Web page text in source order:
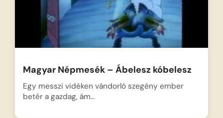
Magyar Népmesék – Ábelesz kóbelesz
Egy messzi vidéken vándorló szegény ember
betér a gazdag, ám…